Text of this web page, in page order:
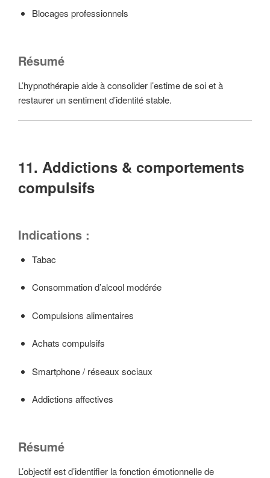
Blocages professionnels
Résumé
L’hypnothérapie aide à consolider l’estime de soi et à
restaurer un sentiment d’identité stable.
11. Addictions & comportements
compulsifs
Indications :
Tabac
Consommation d’alcool modérée
Compulsions alimentaires
Achats compulsifs
Smartphone / réseaux sociaux
Addictions affectives
Résumé
L’objectif est d’identifier la fonction émotionnelle de